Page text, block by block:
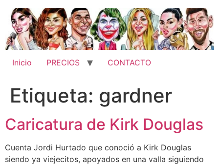
contenido
Inicio PRECIOS CONTACTO
Etiqueta: gardner
Caricatura de Kirk Douglas
Cuenta Jordi Hurtado que conoció a Kirk Douglas
siendo ya viejecitos, apoyados en una valla siguiendo